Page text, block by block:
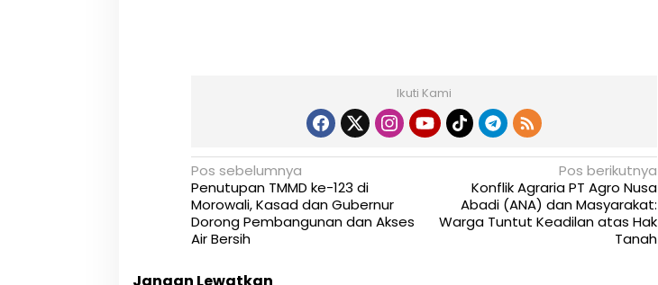
Ikuti Kami
N
a
v
Pos sebelumnya
Penutupan TMMD ke-123 di
Morowali, Kasad dan Gubernur
Dorong Pembangunan dan Akses
Air Bersih
Pos berikutnya
Konflik Agraria PT Agro Nusa
Abadi (ANA) dan Masyarakat:
Warga Tuntut Keadilan atas Hak
Tanah
Jangan Lewatkan